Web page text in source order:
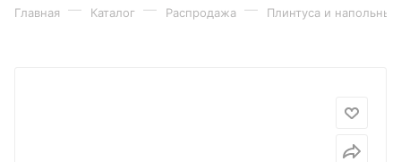
Главная — Каталог — Распродажа — Плинтуса и